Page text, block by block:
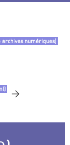
archives numériques)
>